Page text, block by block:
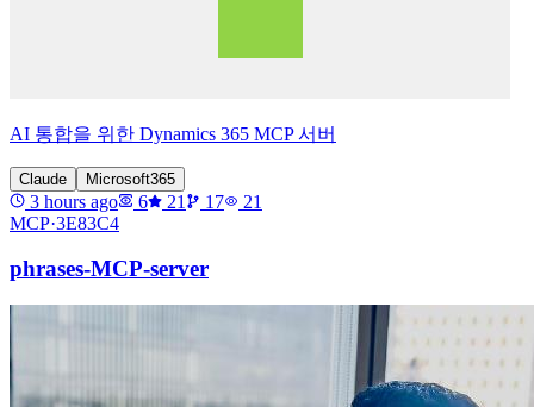
AI 통합을 위한 Dynamics 365 MCP 서버
Claude Microsoft365
3 hours ago 6 21 17
21
MCP·3E83C4
phrases-MCP-server